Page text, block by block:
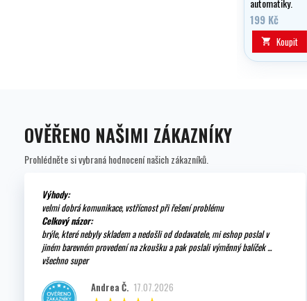
automatiky.
199 Kč
 Koupit
OVĚŘENO NAŠIMI ZÁKAZNÍKY
Prohlédněte si vybraná hodnocení našich zákazníků.
Výhody:
velmi dobrá komunikace, vstřícnost při řešení problému
Celkový názor:
brýle, které nebyly skladem a nedošli od dodavatele, mi eshop poslal v
jiném barevném provedení na zkoušku a pak poslali výměnný balíček ...
všechno super
Andrea Č. 17.07.2026